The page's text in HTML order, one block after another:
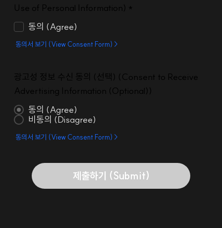
Use of Personal Information) *
동의 (Agree)
동의서 보기 (View Consent Form) >
광고성 정보 수신 동의 (선택) (Consent to Receive
Advertising Information (Optional))
동의 (Agree)
비동의 (Disagree)
동의서 보기 (View Consent Form) >
제출하기 (Submit)